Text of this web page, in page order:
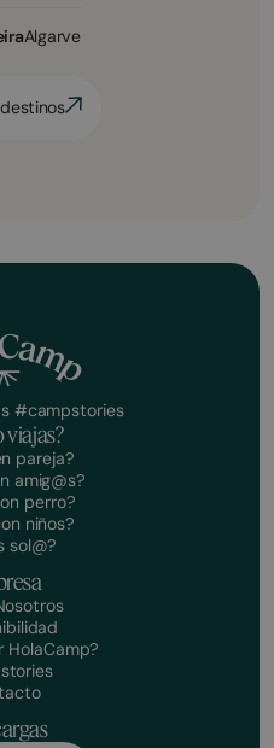
Algarve
#campstories
viajas?
pareja?
amig@s?
perro?
niños?
sol@?
HolaCamp?